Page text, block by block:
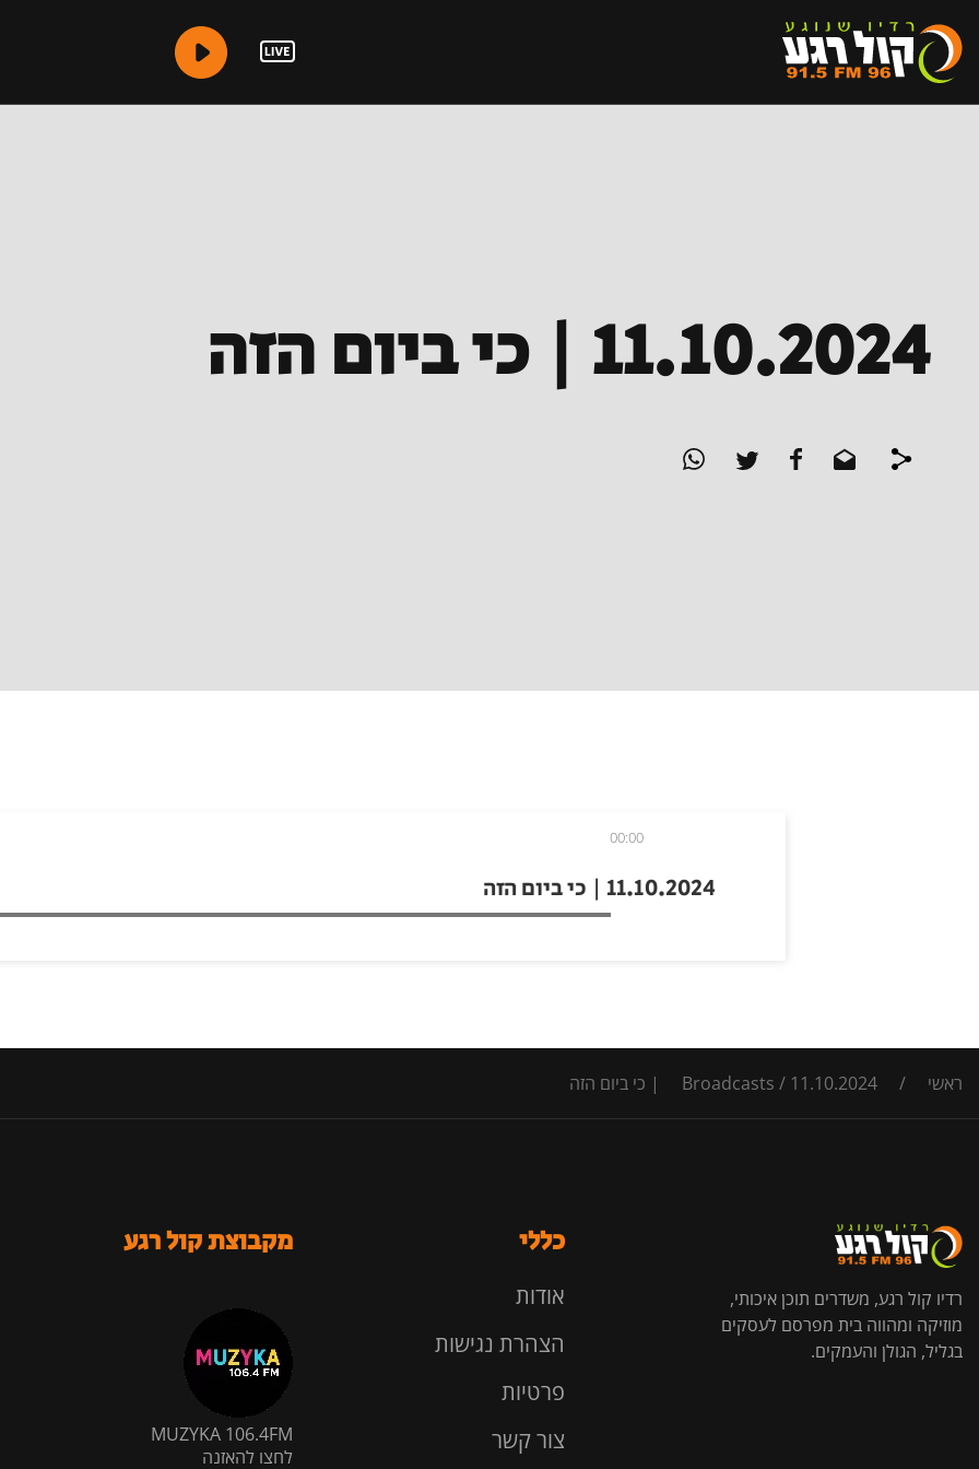
11.10.2024 | כי ביום הזה
11.10.2024 | כי ביום הזה
00:00
ראשי /
Broadcasts / 11.10.2024 | כי ביום הזה
רדיו קול רגע, משדרים תוכן איכותי,
מוזיקה ומהווה בית מפרסם לעסקים
בגליל, הגולן והעמקים.
כללי
אודות
הצהרת נגישות
פרטיות
צור קשר
מקבוצת קול רגע
MUZYKA 106.4FM
לחצו להאזנה